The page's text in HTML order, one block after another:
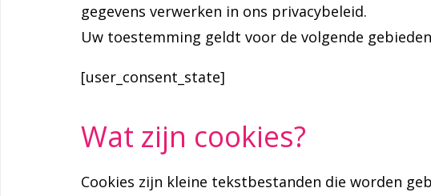
gegevens verwerken in ons privacybeleid.
Uw toestemming geldt voor de volgende
[user_consent_state]
Wat zijn cookies?
Cookies zijn kleine tekstbestanden die worden